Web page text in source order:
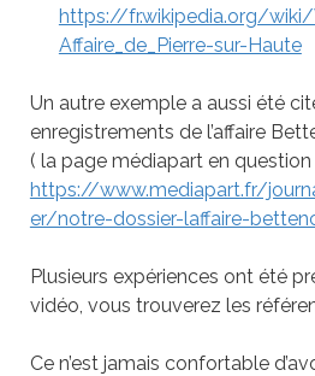
https://fr.wikipedia.org/wiki/
Affaire_de_Pierre-sur-Haute
Un autre exemple a aussi été
enregistrements de l’affaire
( la page médiapart en question
https://www.mediapart.fr/
er/notre-dossier-laffaire-
Plusieurs expériences ont été
vidéo, vous trouverez les
Ce n’est jamais confortable